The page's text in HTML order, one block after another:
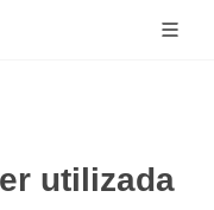
utilizada